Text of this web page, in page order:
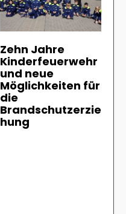
Zehn Jahre
Kinderfeuerwehr
und neue
Möglichkeiten für
die
Brandschutzerzie
hung